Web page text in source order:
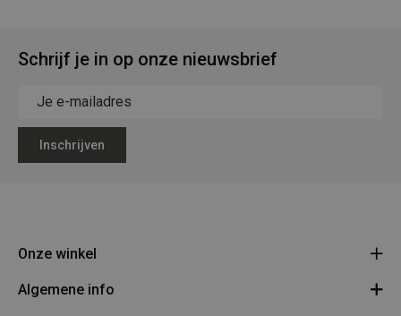
Schrijf je in op onze nieuwsbrief
Inschrijven
Onze winkel
Legerstock Teunissen
Algemene info